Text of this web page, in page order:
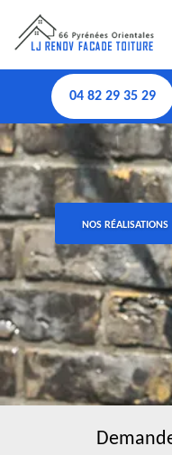
04 82 29 35 29
NOS RÉALISATIONS